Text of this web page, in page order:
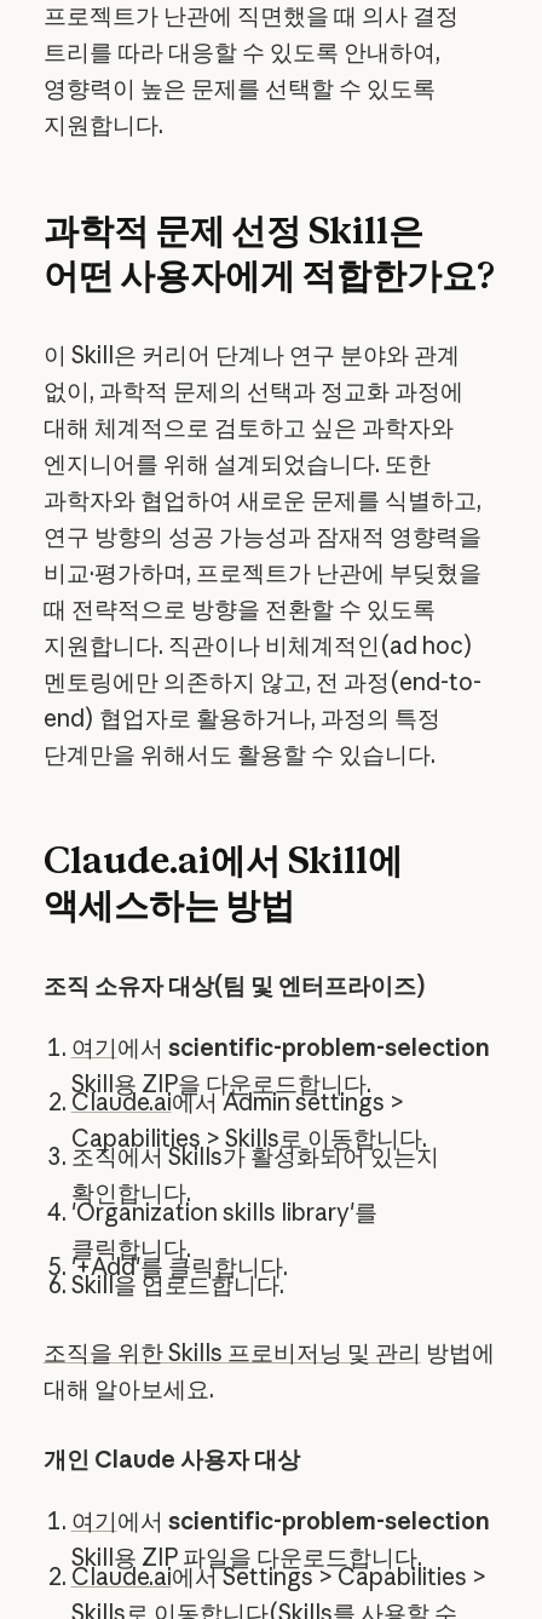
프로젝트가 난관에 직면했을 때 의사 결정
트리를 따라 대응할 수 있도록 안내하여,
영향력이 높은 문제를 선택할 수 있도록
지원합니다.
과학적 문제 선정 Skill은
어떤 사용자에게 적합한가요?
이 Skill은 커리어 단계나 연구 분야와 관계
없이, 과학적 문제의 선택과 정교화 과정에
대해 체계적으로 검토하고 싶은 과학자와
엔지니어를 위해 설계되었습니다. 또한
과학자와 협업하여 새로운 문제를 식별하고,
연구 방향의 성공 가능성과 잠재적 영향력을
비교·평가하며, 프로젝트가 난관에 부딪혔을
때 전략적으로 방향을 전환할 수 있도록
지원합니다. 직관이나 비체계적인(ad hoc)
멘토링에만 의존하지 않고, 전 과정(end-to-
end) 협업자로 활용하거나, 과정의 특정
단계만을 위해서도 활용할 수 있습니다.
Claude.ai에서 Skill에
액세스하는 방법
조직 소유자 대상(팀 및 엔터프라이즈)
여기에서 scientific-problem-selection
Skill용 ZIP을 다운로드합니다.
Claude.ai에서 Admin settings >
Capabilities > Skills로 이동합니다.
조직에서 Skills가 활성화되어 있는지
확인합니다.
'Organization skills library'를
클릭합니다.
'+Add'를 클릭합니다.
Skill을 업로드합니다.
조직을 위한 Skills 프로비저닝 및 관리 방법에
대해 알아보세요.
개인 Claude 사용자 대상
여기에서 scientific-problem-selection
Skill용 ZIP 파일을 다운로드합니다.
Claude.ai에서 Settings > Capabilities >
Skills로 이동합니다(Skills를 사용할 수